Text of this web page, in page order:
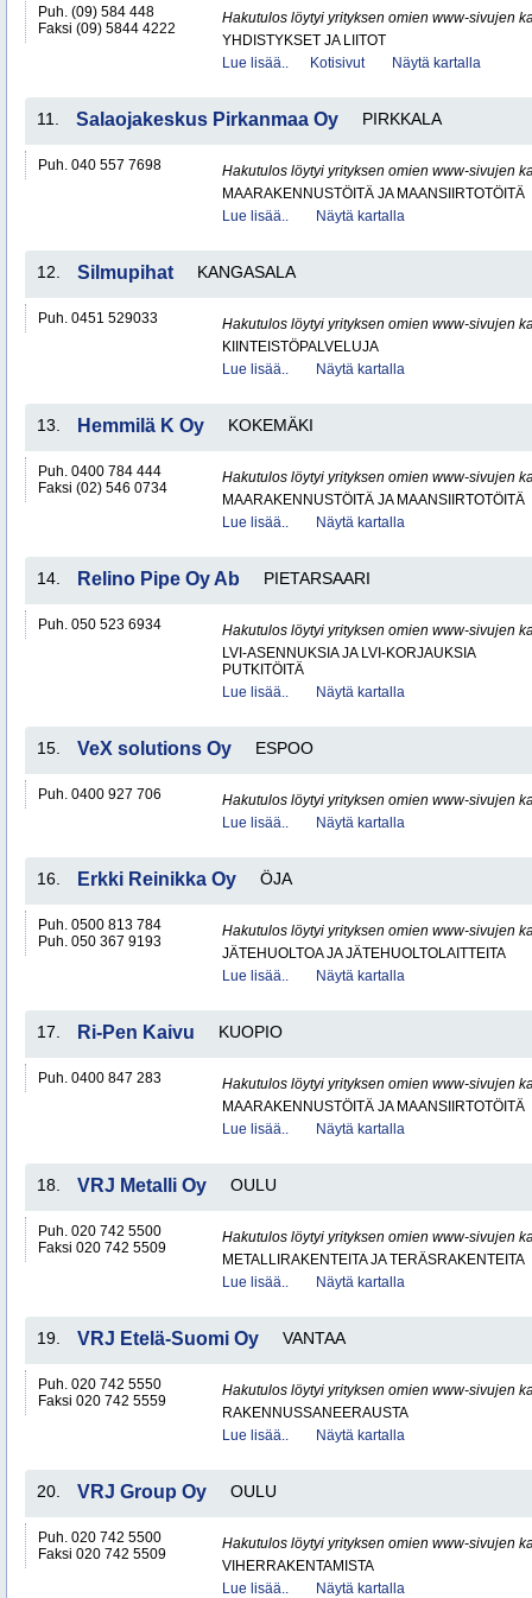
Puh. (09) 584 448
Faksi (09) 5844 4222
Hakutulos löytyi yrityksen omien www-sivujen
YHDISTYKSET JA LIITOT
Lue lisää..
Kotisivut Näytä kartalla
11. Salaojakeskus Pirkanmaa Oy PIRKKALA
Puh. 040 557 7698
Hakutulos löytyi yrityksen omien www-sivujen
MAARAKENNUSTÖITÄ JA MAANSIIRTOTÖITÄ
Lue lisää..
Näytä kartalla
12. Silmupihat KANGASALA
Puh. 0451 529033
Hakutulos löytyi yrityksen omien www-sivujen
KIINTEISTÖPALVELUJA
Lue lisää..
Näytä kartalla
13. Hemmilä K Oy KOKEMÄKI
Puh. 0400 784 444
Faksi (02) 546 0734
Hakutulos löytyi yrityksen omien www-sivujen
MAARAKENNUSTÖITÄ JA MAANSIIRTOTÖITÄ
Lue lisää..
Näytä kartalla
14. Relino Pipe Oy Ab PIETARSAARI
Puh. 050 523 6934
Hakutulos löytyi yrityksen omien www-sivujen
LVI-ASENNUKSIA JA LVI-KORJAUKSIA
PUTKITÖITÄ
Lue lisää..
Näytä kartalla
15. VeX solutions Oy ESPOO
Puh. 0400 927 706
Hakutulos löytyi yrityksen omien www-sivujen
Lue lisää..
Näytä kartalla
16. Erkki Reinikka Oy ÖJA
Puh. 0500 813 784
Puh. 050 367 9193
Hakutulos löytyi yrityksen omien www-sivujen
JÄTEHUOLTOA JA JÄTEHUOLTOLAITTEITA
Lue lisää..
Näytä kartalla
17. Ri-Pen Kaivu KUOPIO
Puh. 0400 847 283
Hakutulos löytyi yrityksen omien www-sivujen
MAARAKENNUSTÖITÄ JA MAANSIIRTOTÖITÄ
Lue lisää..
Näytä kartalla
18. VRJ Metalli Oy OULU
Puh. 020 742 5500
Faksi 020 742 5509
Hakutulos löytyi yrityksen omien www-sivujen
METALLIRAKENTEITA JA TERÄSRAKENTEITA
Lue lisää..
Näytä kartalla
19. VRJ Etelä-Suomi Oy VANTAA
Puh. 020 742 5550
Faksi 020 742 5559
Hakutulos löytyi yrityksen omien www-sivujen
RAKENNUSSANEERAUSTA
Lue lisää..
Näytä kartalla
20. VRJ Group Oy OULU
Puh. 020 742 5500
Faksi 020 742 5509
Hakutulos löytyi yrityksen omien www-sivujen
VIHERRAKENTAMISTA
Lue lisää..
Näytä kartalla